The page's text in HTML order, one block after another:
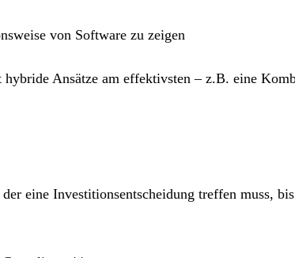
von Software zu zeigen
hybride Ansätze am effektivsten – z.B. eine
eine Investitionsentscheidung treffen muss,